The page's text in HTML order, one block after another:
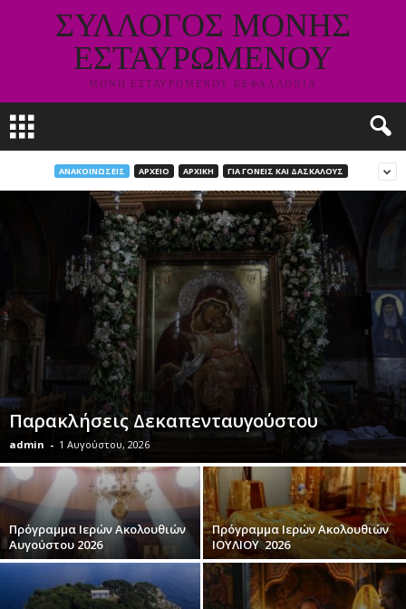
ΣΥΛΛΟΓΟΣ ΜΟΝΗΣ
ΕΣΤΑΥΡΩΜΕΝΟΥ
ΜΟΝΗ ΕΣΤΑΥΡΟΜΕΝΟΥ ΚΕΦΑΛΛΟΝΙΑ
ΑΝΑΚΟΙΝΩΣΕΙΣ ΑΡΧΕΙΟ ΑΡΧΙΚΗ ΓΙΑ ΓΟΝΕΙΣ ΚΑΙ ΔΑΣΚΑΛΟΥΣ
Παρακλήσεις Δεκαπενταυγούστου
admin - 1 Αυγούστου, 2026
Πρόγραμμα Ιερών Ακολουθιών
Αυγούστου 2026
Πρόγραμμα Ιερών Ακολουθιών
ΙΟΥΛΙΟΥ 2026